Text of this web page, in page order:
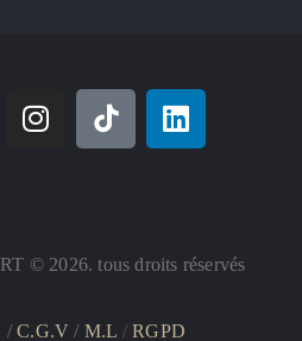
© 2026. tous droits réservés
/C.G.V/ M.L /RGPD